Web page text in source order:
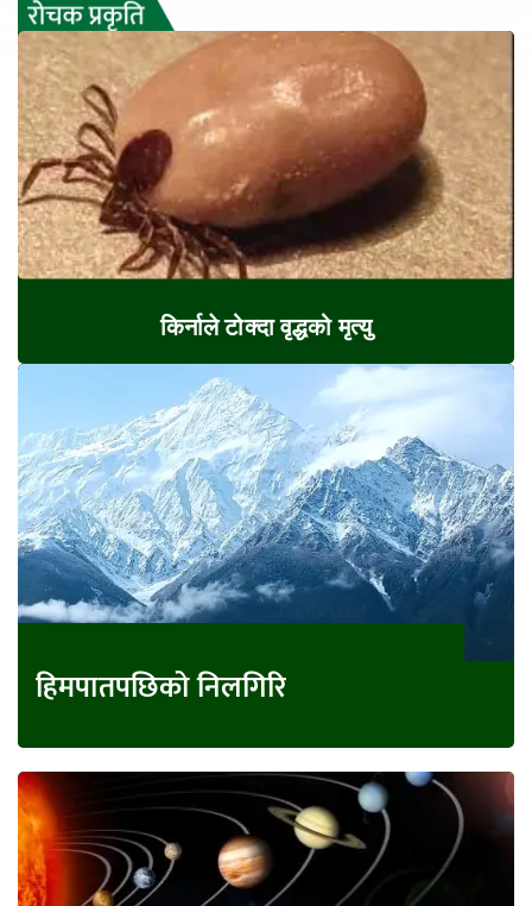
किर्नाले टोक्दा वृद्धको मृत्यु
हिमपातपछिको निलगिरि